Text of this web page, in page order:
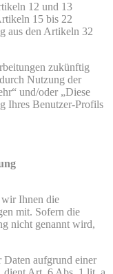
12 und 13
15 bis 22
aus den Artikeln 32
zukünftig
Nutzung der
und/oder „Diese
Ihres Benutzer-Profils
Ihnen die
mit. Sofern die
nicht genannt wird,
Daten aufgrund einer